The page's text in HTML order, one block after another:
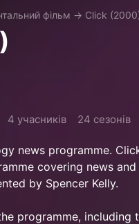
фільм → Click
4 учасників 24 сезонів
news programme.
covering news
by Spencer Kelly.
programme,